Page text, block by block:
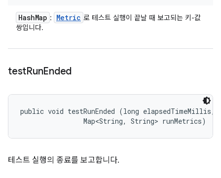
HashMap : Metric 로 테스트 실행이 끝날 때 보고되는 키-값
쌍입니다.
testRunEnded
public void testRunEnded (long elapsedTimeMillis,
                Map<String, String> runMetrics)
테스트 실행의 종료를 보고합니다.